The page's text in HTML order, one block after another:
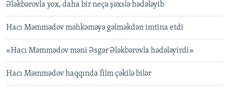
Ələkbərovla yox, daha bir neçə şəxslə hədələyib
Hacı Məmmədov məhkəməyə gəlməkdən imtina etdi
«Hacı Məmmədov məni Əsgər Ələkbərovla hədələyirdi»
Hacı Məmmədov haqqında film çəkilə bilər